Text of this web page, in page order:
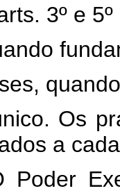
3º e
quando
Os
a
Poder